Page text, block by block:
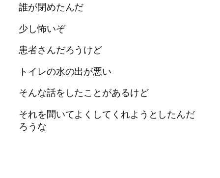
誰が閉めたんだ
少し怖いぞ
患者さんだろうけど
トイレの水の出が悪い
そんな話をしたことがあるけど
それを聞いてよくしてくれようとしたんだ
ろうな